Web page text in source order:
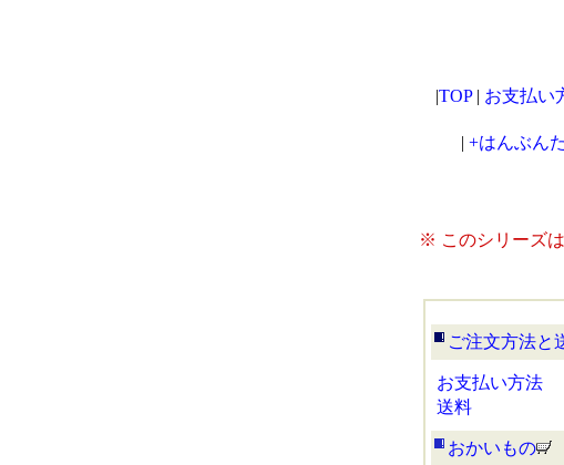
|TOP| お支払い
| +はんぶん
※ このシリーズ
ご注文方法と
お支払い方法
送料
おかいもの